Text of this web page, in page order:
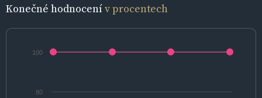
Konečné hodnocenív procentech
80
100